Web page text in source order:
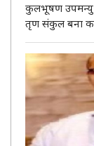
कुलभूषण उपमन्यु पूरी प्रकृति को हरियाली से सराबोर करके धरा को
तृण संकुल बना कर
बरसात का
शायद इसीलिए
साधु..